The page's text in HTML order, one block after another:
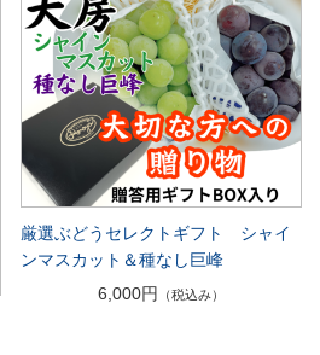
厳選ぶどうセレクトギフト シャイ
ンマスカット＆種なし巨峰
6,000円
（税込み）